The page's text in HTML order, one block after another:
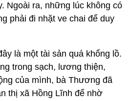
Ngoài ra, những lúc không có
phải đi nhặt ve chai để duy
là một tài sản quá khổng lồ.
trong sạch, lương thiện,
của mình, bà Thương đã
thị xã Hồng Lĩnh để nhờ